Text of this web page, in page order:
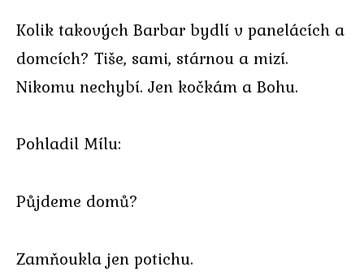
Kolik takových Barbar bydlí v panelácích a
domcích? Tiše, sami, stárnou a mizí.
Nikomu nechybí. Jen kočkám a Bohu.
Pohladil Mílu:
Půjdeme domů?
Zamňoukla jen potichu.